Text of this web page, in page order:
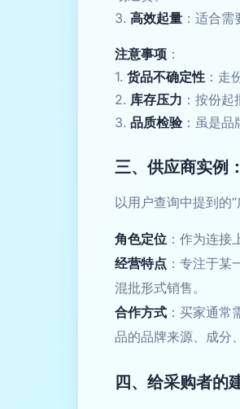
3. 高效起量 ：适合
注意事项 ：
1. 货品不确定性 ：走
2. 库存压力 ：按份
3. 品质检验 ：虽是
三、供应商实例
以用户查询中提到的
角色定位 ：作为连接
经营特点 ：专注于
混批形式销售。
合作方式 ：买家通
品的品牌来源、成分
四、给采购者的